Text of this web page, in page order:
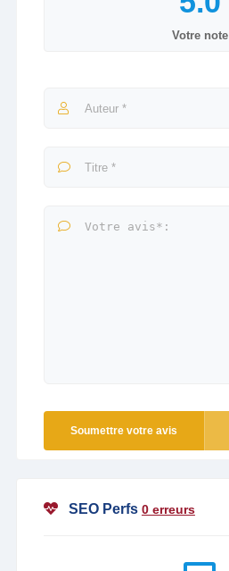
Votre note
Soumettre votre avis
SEO Perfs 0 erreurs